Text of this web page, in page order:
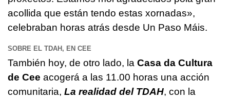
acollida que están tendo estas xornadas»,
celebraban horas atrás desde Un Paso Máis.
SOBRE EL TDAH, EN CEE
También hoy, de otro lado, la Casa da Cultura
de Cee acogerá a las 11.00 horas una acción
comunitaria, La realidad del TDAH, con la